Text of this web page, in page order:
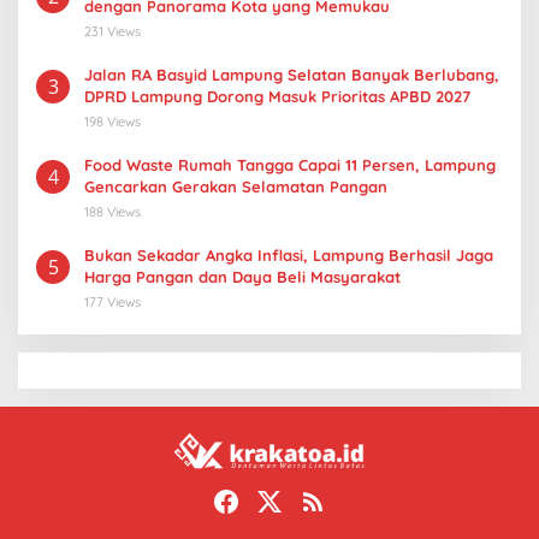
dengan Panorama Kota yang Memukau
231 Views
3
Jalan RA Basyid Lampung Selatan Banyak Berlubang,
DPRD Lampung Dorong Masuk Prioritas APBD 2027
198 Views
4
Food Waste Rumah Tangga Capai 11 Persen, Lampung
Gencarkan Gerakan Selamatan Pangan
188 Views
5
Bukan Sekadar Angka Inflasi, Lampung Berhasil Jaga
Harga Pangan dan Daya Beli Masyarakat
177 Views